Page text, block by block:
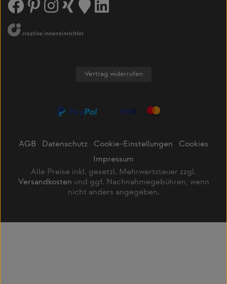
Vertrag widerrufen
AGB Datenschutz Cookie-Einstellungen
Cookies
Impressum
Alle Preise inkl. gesetzl. Mehrwertsteuer zzgl.
Versandkosten und ggf. Nachnahmegebühren, wenn
nicht anders angegeben.